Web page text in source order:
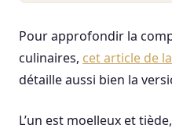
Pour approfondir la
culinaires, cet article de
détaille aussi bien la
L’un est moelleux et